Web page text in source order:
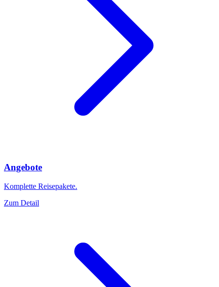
Angebote
Komplette Reisepakete.
Zum Detail